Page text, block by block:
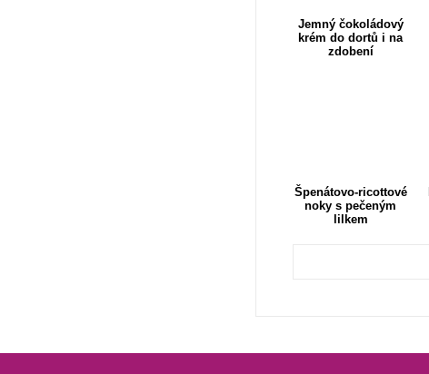
Jemný čokoládový
krém do dortů i na
zdobení
Špenátovo-ricottové
noky s pečeným
lilkem